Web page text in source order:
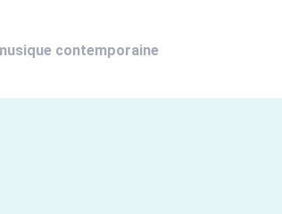
contemporaine